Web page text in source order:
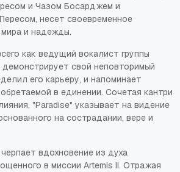
и Чазом Босарджем и
несет своевременное
и надежды.
как ведущий вокалист группы
свой неповторимый
его карьеру, и напоминает
в единении. Сочетая кантри
"Paradise" указывает на видение
на сострадании, вере и
вдохновение из духа
в миссии Artemis II. Отражая